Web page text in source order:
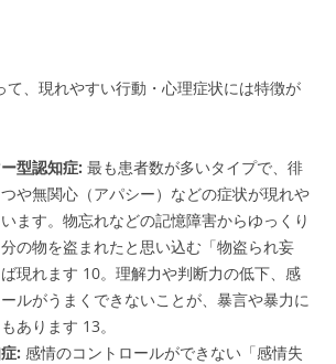
て、現れやすい行動・心理症状には特徴が
型認知症: 最も患者数が多いタイプで、徘
や無関心（アパシー）などの症状が現れや
ます。物忘れなどの記憶障害からゆっくり
の物を盗まれたと思い込む「物盗られ妄
現れます 10。理解力や判断力の低下、感
ルがうまくできないことが、暴言や暴力に
あります 13。
: 感情のコントロールができない「感情失